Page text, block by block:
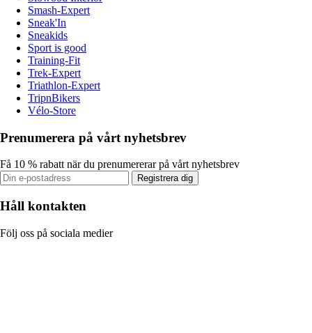
Smash-Expert
Sneak'In
Sneakids
Sport is good
Training-Fit
Trek-Expert
Triathlon-Expert
TripnBikers
Vélo-Store
Prenumerera på vårt nyhetsbrev
Få 10 % rabatt när du prenumererar på vårt nyhetsbrev
Registrera dig
Håll kontakten
Följ oss på sociala medier